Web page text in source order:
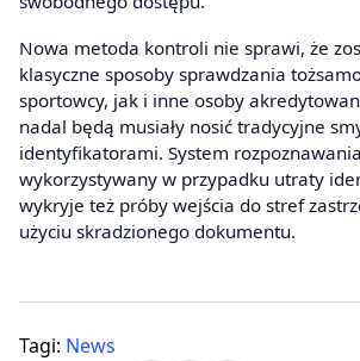
Nowa metoda kontroli nie sprawi, że
klasyczne sposoby sprawdzania
sportowcy, jak i inne osoby
nadal będą musiały nosić tradycyjne
identyfikatorami. System
wykorzystywany w przypadku utraty
wykryje też próby wejścia do stref
użyciu skradzionego dokumentu.
Tagi: News